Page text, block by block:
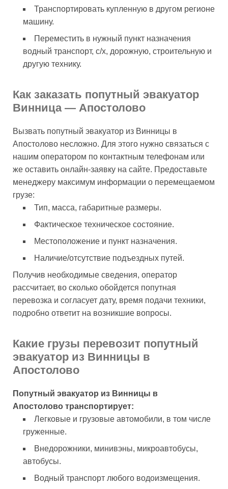
Транспортировать купленную в другом регионе
машину.
Переместить в нужный пункт назначения
водный транспорт, с/х, дорожную, строительную и
другую технику.
Как заказать попутный эвакуатор
Винница — Апостолово
Вызвать попутный эвакуатор из Винницы в
Апостолово несложно. Для этого нужно связаться с
нашим оператором по контактным телефонам или
же оставить онлайн-заявку на сайте. Предоставьте
менеджеру максимум информации о перемещаемом
грузе:
Тип, масса, габаритные размеры.
Фактическое техническое состояние.
Местоположение и пункт назначения.
Наличие/отсутствие подъездных путей.
Получив необходимые сведения, оператор
рассчитает, во сколько обойдется попутная
перевозка и согласует дату, время подачи техники,
подробно ответит на возникшие вопросы.
Какие грузы перевозит попутный
эвакуатор из Винницы в
Апостолово
Попутный эвакуатор из Винницы в
Апостолово транспортирует:
Легковые и грузовые автомобили, в том числе
груженные.
Внедорожники, минивэны, микроавтобусы,
автобусы.
Водный транспорт любого водоизмещения.